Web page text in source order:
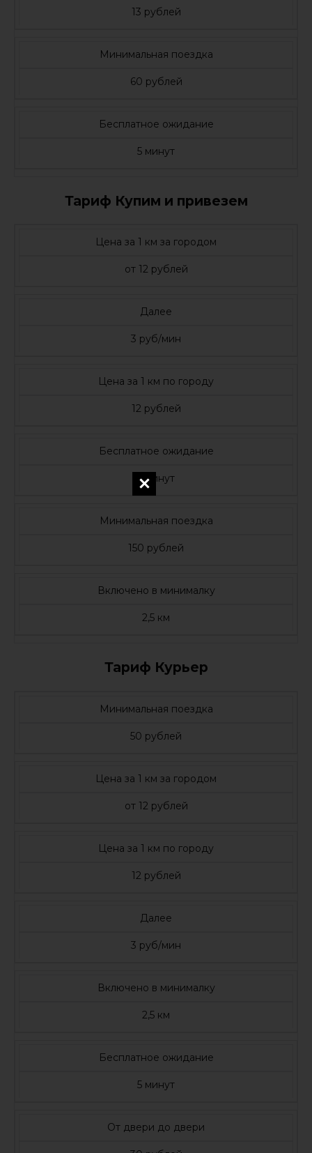
13 рублей
Минимальная поездка
60 рублей
Бесплатное ожидание
5 минут
Тариф Купим и привезем
Цена за 1 км за городом
от 12 рублей
Далее
3 руб/мин
Цена за 1 км по городу
12 рублей
Бесплатное ожидание
5 минут
Минимальная поездка
150 рублей
Включено в минималку
2,5 км
Тариф Курьер
Минимальная поездка
50 рублей
Цена за 1 км за городом
от 12 рублей
Цена за 1 км по городу
12 рублей
Далее
3 руб/мин
Включено в минималку
2,5 км
Бесплатное ожидание
5 минут
От двери до двери